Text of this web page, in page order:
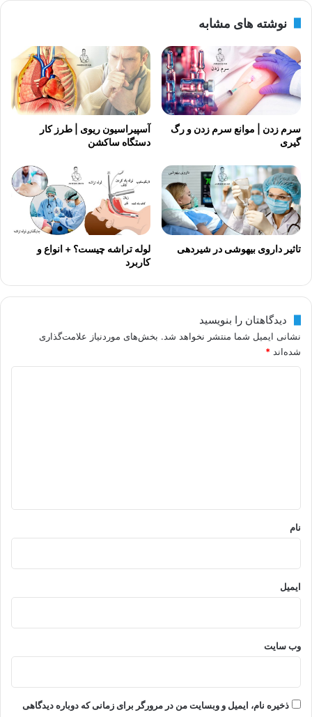
نوشته های مشابه
سرم زدن | موانع سرم زدن و رگ
گیری
آسپیراسیون ریوی | طرز کار
دستگاه ساکشن
تاثیر داروی بیهوشی در شیردهی
لوله تراشه چیست؟ + انواع و
کاربرد
دیدگاهتان را بنویسید
نشانی ایمیل شما منتشر نخواهد شد. بخش‌های موردنیاز علامت‌گذاری
شده‌اند *
نام
ایمیل
وب‌ سایت
ذخیره نام، ایمیل و وبسایت من در مرورگر برای زمانی که دوباره دیدگاهی